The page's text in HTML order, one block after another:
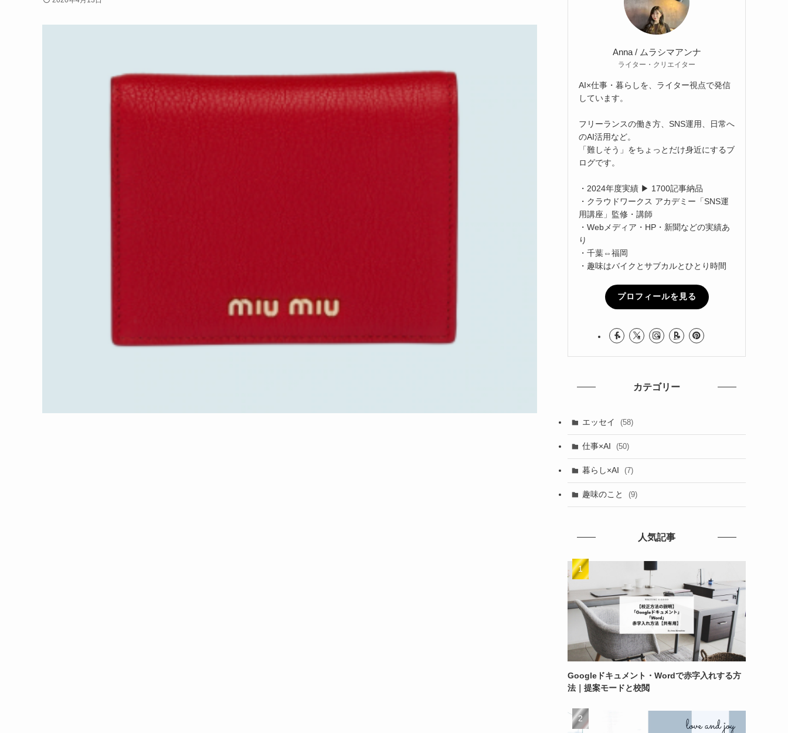
Anna / ムラシマアンナ
ライター・クリエイター
AI×仕事・暮らしを、ライター視点で発信
しています。
フリーランスの働き方、SNS運用、日常へ
のAI活用など。
「難しそう」をちょっとだけ身近にするブ
ログです。
・2024年度実績 ▶ 1700記事納品
・クラウドワークス アカデミー「SNS運
用講座」監修・講師
・Webメディア・HP・新聞などの実績あ
り
・千葉⇔福岡
・趣味はバイクとサブカルとひとり時間
プロフィールを見る
カテゴリー
エッセイ (58)
仕事×AI (50)
暮らし×AI (7)
趣味のこと (9)
人気記事
Googleドキュメント・Wordで赤字入れする方
法｜提案モードと校閲